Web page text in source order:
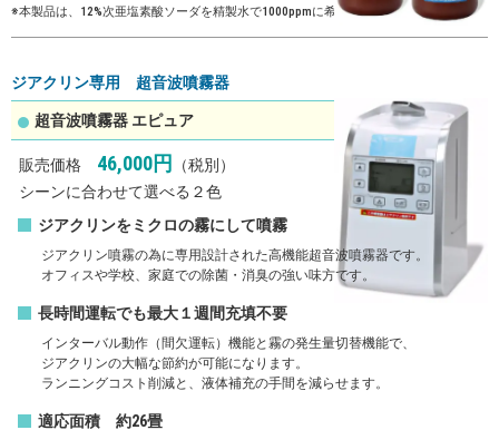
※本製品は、12%次亜塩素酸ソーダを精製水で1000ppmに希釈したものです
ジアクリン専用 超音波噴霧器
超音波噴霧器 エピュア
販売価格 46,000円
（税別）
シーンに合わせて選べる２色
ジアクリンをミクロの霧にして噴霧
ジアクリン噴霧の為に専用設計された高機能超音波噴霧器です。
オフィスや学校、家庭での除菌・消臭の強い味方です。
長時間運転でも最大１週間充填不要
インターバル動作（間欠運転）機能と霧の発生量切替機能で、
ジアクリンの大幅な節約が可能になります。
ランニングコスト削減と、液体補充の手間を減らせます。
適応面積 約26畳